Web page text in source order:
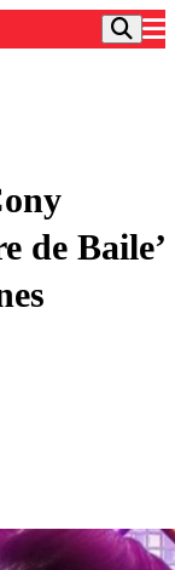
de Baile’